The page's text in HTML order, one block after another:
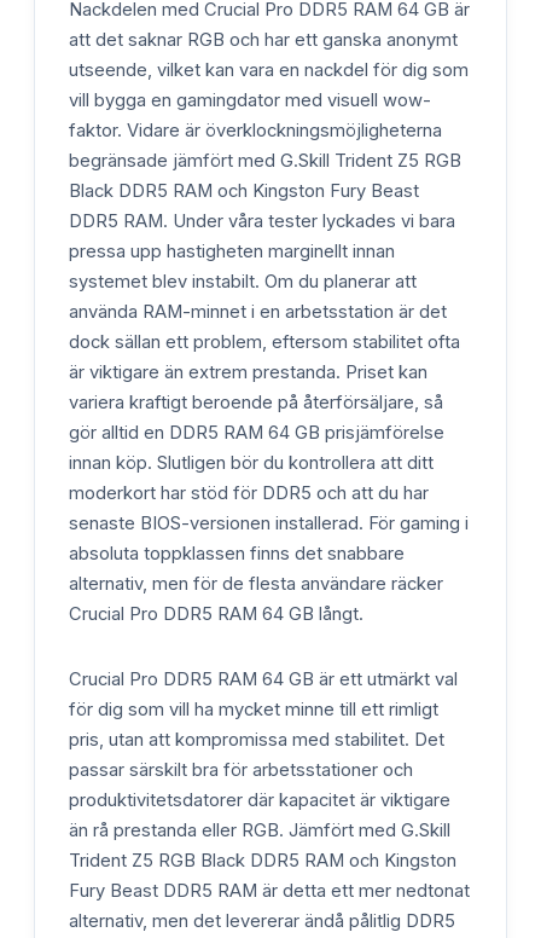
Nackdelen med Crucial Pro DDR5 RAM 64 GB är
att det saknar RGB och har ett ganska anonymt
utseende, vilket kan vara en nackdel för dig som
vill bygga en gamingdator med visuell wow-
faktor. Vidare är överklockningsmöjligheterna
begränsade jämfört med G.Skill Trident Z5 RGB
Black DDR5 RAM och Kingston Fury Beast
DDR5 RAM. Under våra tester lyckades vi bara
pressa upp hastigheten marginellt innan
systemet blev instabilt. Om du planerar att
använda RAM-minnet i en arbetsstation är det
dock sällan ett problem, eftersom stabilitet ofta
är viktigare än extrem prestanda. Priset kan
variera kraftigt beroende på återförsäljare, så
gör alltid en DDR5 RAM 64 GB prisjämförelse
innan köp. Slutligen bör du kontrollera att ditt
moderkort har stöd för DDR5 och att du har
senaste BIOS-versionen installerad. För gaming i
absoluta toppklassen finns det snabbare
alternativ, men för de flesta användare räcker
Crucial Pro DDR5 RAM 64 GB långt.
Crucial Pro DDR5 RAM 64 GB är ett utmärkt val
för dig som vill ha mycket minne till ett rimligt
pris, utan att kompromissa med stabilitet. Det
passar särskilt bra för arbetsstationer och
produktivitetsdatorer där kapacitet är viktigare
än rå prestanda eller RGB. Jämfört med G.Skill
Trident Z5 RGB Black DDR5 RAM och Kingston
Fury Beast DDR5 RAM är detta ett mer nedtonat
alternativ, men det levererar ändå pålitlig DDR5